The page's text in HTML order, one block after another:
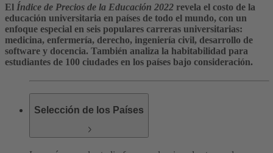
El Índice de Precios de la Educación 2022 revela el costo de la
educación universitaria en países de todo el mundo, con un
enfoque especial en seis populares carreras universitarias:
medicina, enfermería, derecho, ingeniería civil, desarrollo de
software y docencia. También analiza la habitabilidad para
estudiantes de 100 ciudades en los países bajo consideración.
Selección de los Países